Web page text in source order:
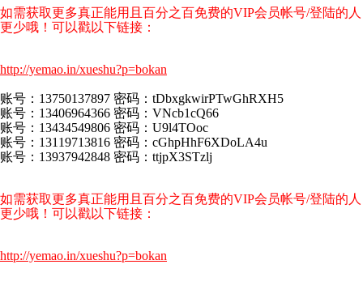
如需获取更多真正能用且百分之百免费的VIP会员帐号/登陆的人
更少哦！可以戳以下链接：
http://yemao.in/xueshu?p=bokan
账号：13750137897 密码：tDbxgkwirPTwGhRXH5
账号：13406964366 密码：VNcb1cQ66
账号：13434549806 密码：U9l4TOoc
账号：13119713816 密码：cGhpHhF6XDoLA4u
账号：13937942848 密码：ttjpX3STzlj
如需获取更多真正能用且百分之百免费的VIP会员帐号/登陆的人
更少哦！可以戳以下链接：
http://yemao.in/xueshu?p=bokan